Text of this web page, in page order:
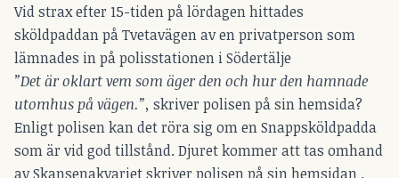
Vid strax efter 15-tiden på lördagen hittades
sköldpaddan på Tvetavägen av en privatperson som
lämnades in på polisstationen i Södertälje
”Det är oklart vem som äger den och hur den hamnade
utomhus på vägen.”, skriver polisen på sin hemsida?
Enligt polisen kan det röra sig om en Snappsköldpadda
som är vid god tillstånd. Djuret kommer att tas omhand
av Skansenakvariet skriver polisen på sin hemsidan .